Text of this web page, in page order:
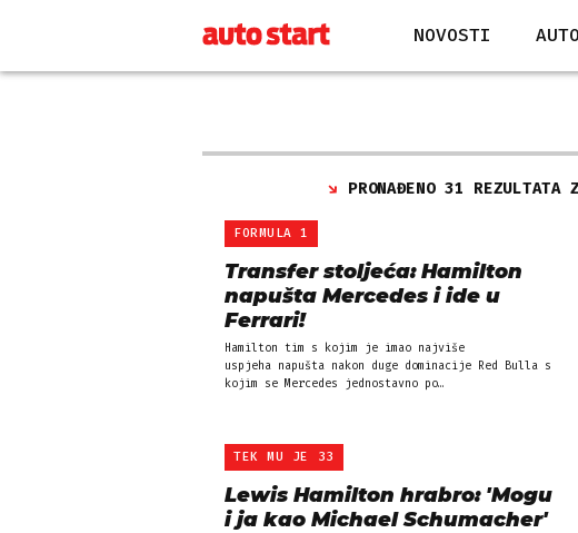
NOVOSTI AUTO
PRONAĐENO 31 REZULTATA
FORMULA 1
Transfer stoljeća: Hamilton
napušta Mercedes i ide u
Ferrari!
Hamilton tim s kojim je imao najviše
uspjeha napušta nakon duge dominacije Red Bulla s
kojim se Mercedes jednostavno po…
TEK MU JE 33
Lewis Hamilton hrabro: 'Mogu
i ja kao Michael Schumacher'